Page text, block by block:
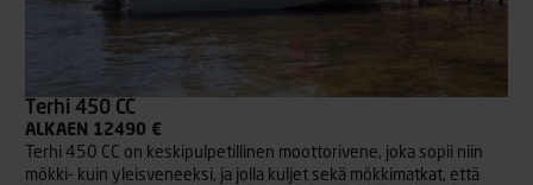
Terhi 450 CC
ALKAEN 12490 €
Terhi 450 CC on keskipulpetillinen moottorivene, joka sopii niin
mökki- kuin yleisveneeksi, ja jolla kuljet sekä mökkimatkat, että